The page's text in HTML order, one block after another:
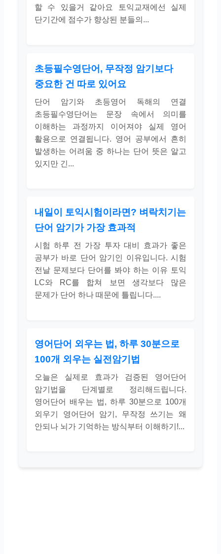
할 수 있을거 같아요 토익교재에선 실제
단기간에 점수가 향상된 분들의...
초등필수영단어, 무작정 암기보다
중요한 건 따로 있어요
단어 암기와 초등영어 독해의 연결
초등필수영단어는 문장 속에서 의미를
이해하는 과정까지 이어져야 실제 영어
활용으로 연결됩니다. 영어 공부에서 흔히
발생하는 어려움 중 하나는 단어 뜻은 알고
있지만 긴...
내일이 토익시험이라면? 벼락치기는
단어 암기가 가장 효과적
시험 하루 전 가장 투자 대비 효과가 좋은
공부가 바로 단어 암기인 이유입니다. 시험
전날 문제보다 단어를 봐야 하는 이유 토익
LC와 RC를 합쳐 보면 생각보다 많은
문제가 단어 하나 때문에 틀립니다....
영어단어 외우는 법, 하루 30분으로
100개 외우는 실전암기법
오늘은 실제로 효과가 검증된 영어단어
암기법을 단계별로 정리해드립니다.
영어단어 배우는 법, 하루 30분으로 100개
외우기 영어단어 암기, 무작정 쓰기는 왜
안되나 뇌가 기억하는 방식부터 이해하기!...